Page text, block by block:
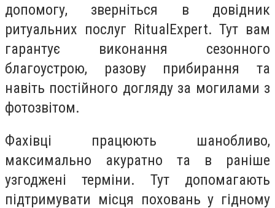
допомогу, зверніться в довідник
ритуальних послуг RitualExpert. Тут вам
гарантує виконання сезонного
благоустрою, разову прибирання та
навіть постійного догляду за могилами з
фотозвітом.
Фахівці працюють шанобливо,
максимально акуратно та в раніше
узгоджені терміни. Тут допомагають
підтримувати місця поховань у гідному